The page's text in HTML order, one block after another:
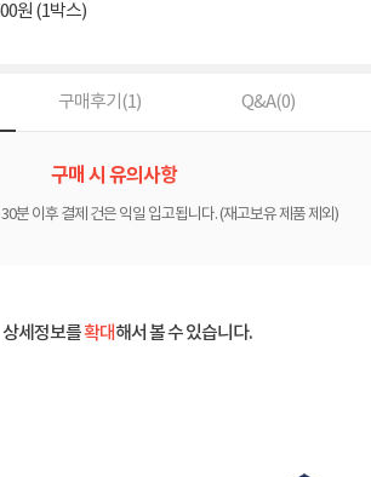
원 (1박스)
구매후기(1) Q&A(0)
구매 시 유의사항
분 이후 결제 건은 익일 입고됩니다. (재고보유 제품 제외)
상세정보를확대해서 볼 수 있습니다.